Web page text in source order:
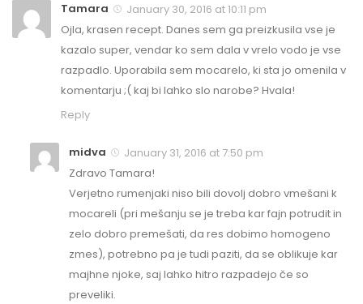
Tamara
January 30, 2016 at 10:11 pm
Ojla, krasen recept. Danes sem ga preizkusila vse je
kazalo super, vendar ko sem dala v vrelo vodo je vse
razpadlo. Uporabila sem mocarelo, ki sta jo omenila v
komentarju ;( kaj bi lahko slo narobe? Hvala!
Reply
midva
January 31, 2016 at 7:50 pm
Zdravo Tamara!
Verjetno rumenjaki niso bili dovolj dobro vmešani k
mocareli (pri mešanju se je treba kar fajn potrudit in
zelo dobro premešati, da res dobimo homogeno
zmes), potrebno pa je tudi paziti, da se oblikuje kar
majhne njoke, saj lahko hitro razpadejo če so
preveliki.